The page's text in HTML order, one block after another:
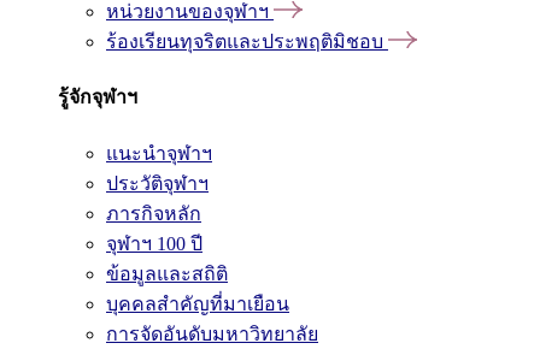
หน่วยงานของจุฬาฯ
ร้องเรียนทุจริตและประพฤติมิชอบ
รู้จักจุฬาฯ
แนะนำจุฬาฯ
ประวัติจุฬาฯ
ภารกิจหลัก
จุฬาฯ 100 ปี
ข้อมูลและสถิติ
บุคคลสำคัญที่มาเยือน
การจัดอันดับมหาวิทยาลัย